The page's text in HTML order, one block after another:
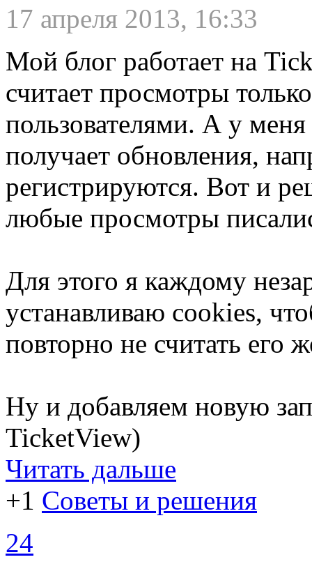
17 апреля 2013, 16:33
Мой блог работает на
считает просмотры
пользователями. А у меня
получает обновления,
регистрируются. Вот и
любые просмотры
Для этого я каждому
устанавливаю cookies,
повторно не считать его
Ну и добавляем новую
TicketView)
Читать дальше
+1 Советы и решения
24